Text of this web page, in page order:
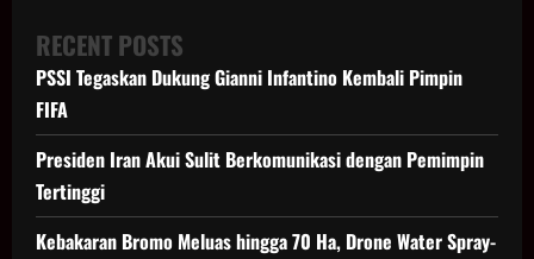
Menang
2-
0,
Pepet
Arsenal
RECENT POSTS
PSSI Tegaskan Dukung Gianni Infantino Kembali Pimpin
FIFA
Presiden Iran Akui Sulit Berkomunikasi dengan Pemimpin
Tertinggi
Kebakaran Bromo Meluas hingga 70 Ha, Drone Water Spray-